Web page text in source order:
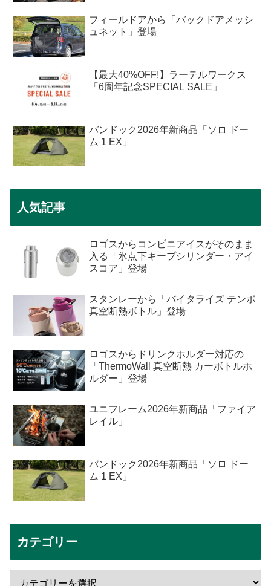
フィールドアから「バックドアメッシ
ュネット」登場
【最大40%OFF!】ラーテルワークス
「6周年記念SPECIAL SALE」
バンドック2026年新商品「ソロ ドー
ム 1 EX」
人気記事
ロゴスからコンビニアイスがそのまま
入る「氷点下キープシリンダー・アイ
スコア」登場
スタンレーから「バイタライズ テンポ
真空断熱ボトル」登場
ロゴスからドリンクホルダー対応の
「ThermoWall 真空断熱 カーボトルホ
ルダー」登場
ユニフレーム2026年新商品「ファイア
レイル」
バンドック2026年新商品「ソロ ドー
ム 1 EX」
カテゴリー